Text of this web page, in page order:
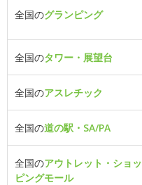
全国のグランピング
全国のタワー・展望台
全国のアスレチック
全国の道の駅・SA/PA
全国のアウトレット・ショッ
ピングモール